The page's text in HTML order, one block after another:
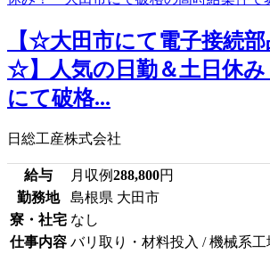
【☆大田市にて電子接続
☆】人気の日勤＆土日休
にて破格...
日総工産株式会社
給与 月収例288,800円
勤務地
島根県 大田市
寮・社宅 なし
仕事内容 バリ取り・材料投入 / 機械系工